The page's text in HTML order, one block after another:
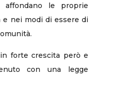
le proprie
e nei modi di essere di
forte crescita però e
con una legge